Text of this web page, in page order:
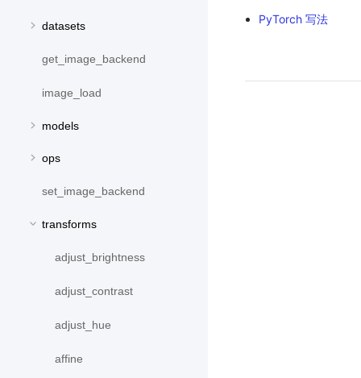
datasets
get_image_backend
image_load
models
ops
set_image_backend
transforms
adjust_brightness
adjust_contrast
adjust_hue
affine
PyTorch 写法